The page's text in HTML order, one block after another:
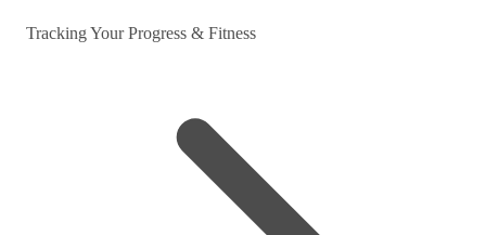
Tracking Your Progress & Fitness